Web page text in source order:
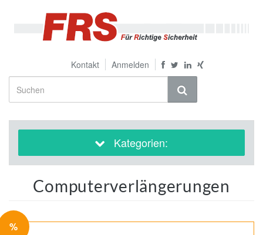
Kontakt Anmelden
Kategorien:
Computerverlängerungen
%